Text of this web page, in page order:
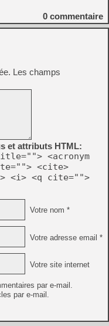
0 commentaire
Les champs
et attributs HTML:
<acronym
<cite>
<i> <q cite="">
Votre nom *
Votre adresse email *
Votre site internet
par e-mail.
par e-mail.